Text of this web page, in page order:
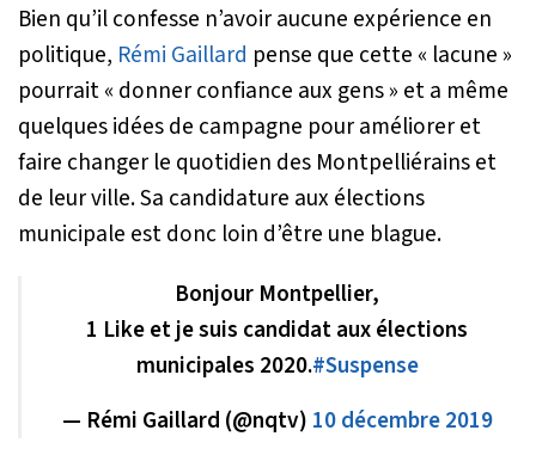
Bien qu’il confesse n’avoir aucune expérience en
politique, Rémi Gaillard pense que cette « lacune »
pourrait « donner confiance aux gens» et a même
quelques idées de campagne pour améliorer et
faire changer le quotidien des Montpelliérains et
de leur ville. Sa candidature aux élections
municipale est donc loin d’être une blague.
Bonjour Montpellier,
1 Like et je suis candidat aux élections
municipales 2020.#Suspense
— Rémi Gaillard (@nqtv) 10 décembre 2019